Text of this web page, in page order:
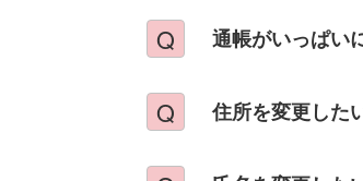
通帳がいっぱい
住所を変更した